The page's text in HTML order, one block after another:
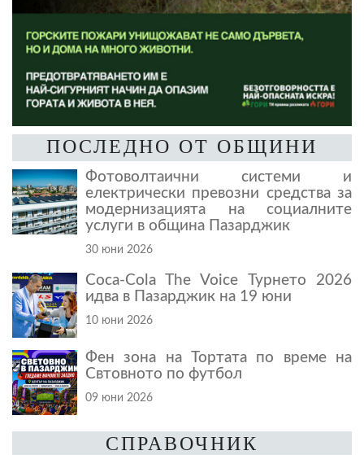
ПОСЛЕДНО ОТ ОБЩИНИ
Фотоволтаични системи и
електрически превозни средства за
модернизацията на социалните
услуги в община Пазарджик
30 юни 2026
Coca-Cola The Voice Турнето 2026
идва в Пазарджик на 19 юни
10 юни 2026
Фен зона на Тортата по време на
Свтовното по футбол
09 юни 2026
СПРАВОЧНИК